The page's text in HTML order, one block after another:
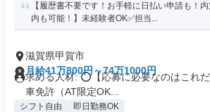
【履歴書不要です！お手軽に日払い申請も！
内も可能！】未経験者OK✅担当...
滋賀県甲賀市
月給41万800円～74万1000円
求める人材: ⭕️【応募に必要なのはこれ
車免許（AT限定OK...
シフト自由 即日勤務OK